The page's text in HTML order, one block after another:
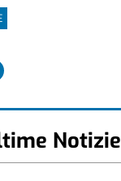
Notizie